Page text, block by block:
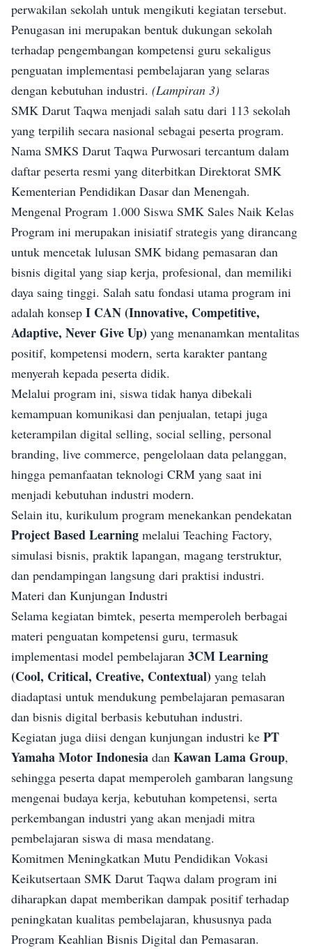
perwakilan sekolah untuk mengikuti kegiatan tersebut.
Penugasan ini merupakan bentuk dukungan sekolah
terhadap pengembangan kompetensi guru sekaligus
penguatan implementasi pembelajaran yang selaras
dengan kebutuhan industri. (Lampiran 3)
SMK Darut Taqwa menjadi salah satu dari 113 sekolah
yang terpilih secara nasional sebagai peserta program.
Nama SMKS Darut Taqwa Purwosari tercantum dalam
daftar peserta resmi yang diterbitkan Direktorat SMK
Kementerian Pendidikan Dasar dan Menengah.
Mengenal Program 1.000 Siswa SMK Sales Naik Kelas
Program ini merupakan inisiatif strategis yang dirancang
untuk mencetak lulusan SMK bidang pemasaran dan
bisnis digital yang siap kerja, profesional, dan memiliki
daya saing tinggi. Salah satu fondasi utama program ini
adalah konsep I CAN (Innovative, Competitive,
Adaptive, Never Give Up) yang menanamkan mentalitas
positif, kompetensi modern, serta karakter pantang
menyerah kepada peserta didik.
Melalui program ini, siswa tidak hanya dibekali
kemampuan komunikasi dan penjualan, tetapi juga
keterampilan digital selling, social selling, personal
branding, live commerce, pengelolaan data pelanggan,
hingga pemanfaatan teknologi CRM yang saat ini
menjadi kebutuhan industri modern.
Selain itu, kurikulum program menekankan pendekatan
Project Based Learning melalui Teaching Factory,
simulasi bisnis, praktik lapangan, magang terstruktur,
dan pendampingan langsung dari praktisi industri.
Materi dan Kunjungan Industri
Selama kegiatan bimtek, peserta memperoleh berbagai
materi penguatan kompetensi guru, termasuk
implementasi model pembelajaran 3CM Learning
(Cool, Critical, Creative, Contextual) yang telah
diadaptasi untuk mendukung pembelajaran pemasaran
dan bisnis digital berbasis kebutuhan industri.
Kegiatan juga diisi dengan kunjungan industri ke PT
Yamaha Motor Indonesia dan Kawan Lama Group,
sehingga peserta dapat memperoleh gambaran langsung
mengenai budaya kerja, kebutuhan kompetensi, serta
perkembangan industri yang akan menjadi mitra
pembelajaran siswa di masa mendatang.
Komitmen Meningkatkan Mutu Pendidikan Vokasi
Keikutsertaan SMK Darut Taqwa dalam program ini
diharapkan dapat memberikan dampak positif terhadap
peningkatan kualitas pembelajaran, khususnya pada
Program Keahlian Bisnis Digital dan Pemasaran.